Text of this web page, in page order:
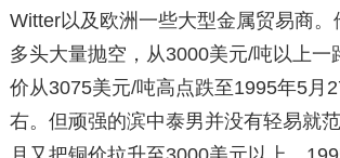
Witter以及欧洲一些大型金属贸易商。
多头大量抛空，从3000美元/吨以上一
价从3075美元/吨高点跌至1995年5月
右。但顽强的滨中泰男并没有轻易就